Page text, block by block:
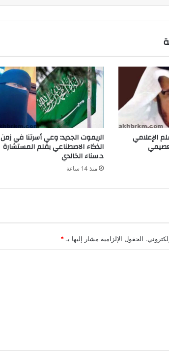
الإعلامي الريموت الجديد: وعي أسرتنا في زمن
الذكاء الاصطناعي بقلم المستشارة
د.سناء الخالدي
منذ 14 ساعة
الحقول الإلزامية مشار إليها بـ*